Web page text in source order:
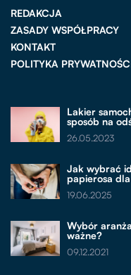
REDAKCJA
ZASADY WSPÓŁPRACY
KONTAKT
POLITYKA
Lakier
sposób na
26.05.2023
Jak wybrać
papierosa
19.06.2025
Wybór
ważne?
09.12.2021